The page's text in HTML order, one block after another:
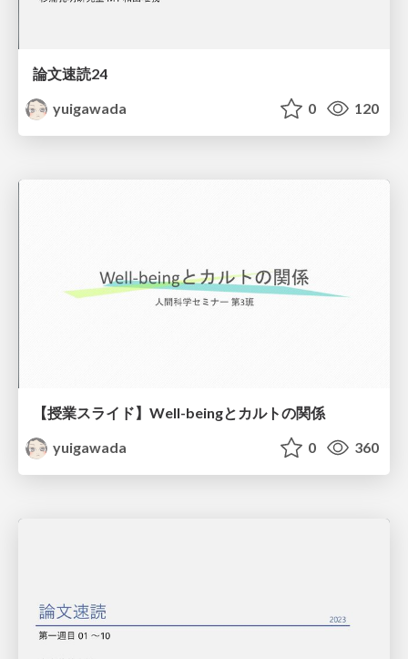
論文速読24
yuigawada
0 120
【授業スライド】Well-beingとカルトの関係
yuigawada
0 360